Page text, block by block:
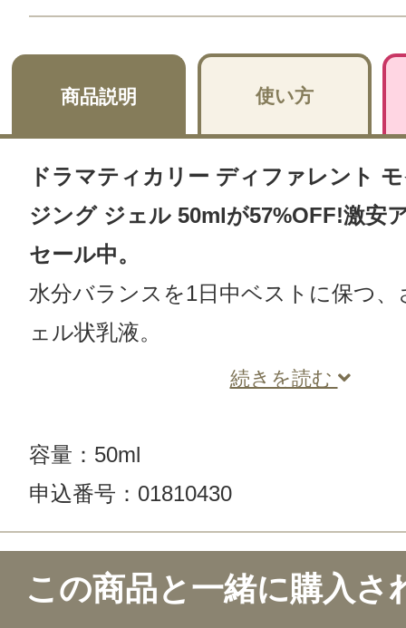
商品説明 使い方
ドラマティカリー ディファレント
ジング ジェル 50mlが57%OFF!激安
セール中。
水分バランスを1日中ベストに保つ
ェル状乳液。
続きを読む
容量：50ml
申込番号：01810430
この商品のクチコミ
21件のレビュー
この商品と一緒に購入さ